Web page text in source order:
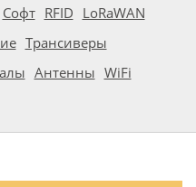
Софт RFID LoRaWAN
Трансиверы
Антенны WiFi